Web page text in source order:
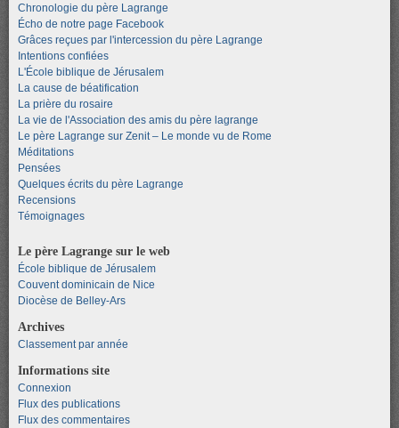
Chronologie du père Lagrange
Écho de notre page Facebook
Grâces reçues par l'intercession du père Lagrange
Intentions confiées
L'École biblique de Jérusalem
La cause de béatification
La prière du rosaire
La vie de l'Association des amis du père lagrange
Le père Lagrange sur Zenit – Le monde vu de Rome
Méditations
Pensées
Quelques écrits du père Lagrange
Recensions
Témoignages
Le père Lagrange sur le web
École biblique de Jérusalem
Couvent dominicain de Nice
Diocèse de Belley-Ars
Archives
Classement par année
Informations site
Connexion
Flux des publications
Flux des commentaires